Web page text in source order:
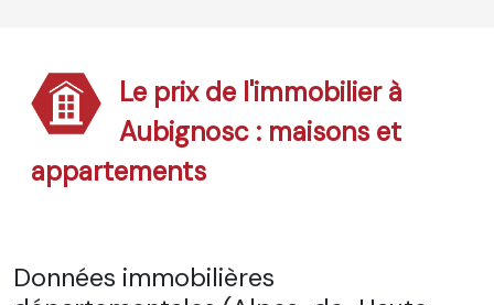
Le prix de l'immobilier à
Aubignosc : maisons et
appartements
Données immobilières